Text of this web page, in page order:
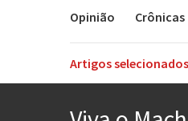
Opinião Crônicas
Artigos selecionados